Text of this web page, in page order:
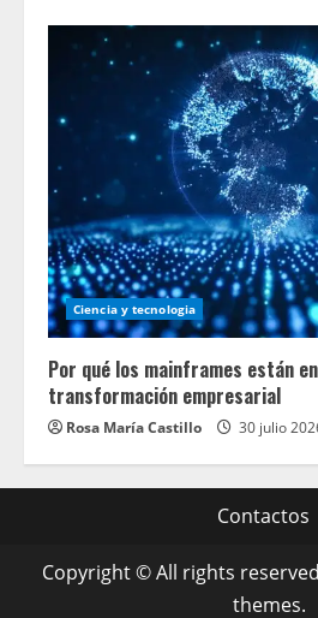
Ciencia y tecnologia
Por qué los mainframes están
transformación empresarial
Rosa María Castillo 30 julio
Contactos
Copyright © All rights
themes.